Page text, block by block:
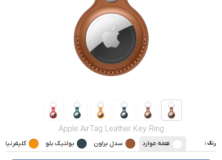
محصولات کارکرده
Apple AirTag Leather Key Ring
رنگ : همه موارد سدل براون بولتیک بلو کلیفرنیا